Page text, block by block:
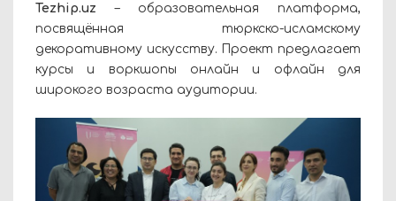
Tezhip.uz – образовательная платформа,
посвящённая тюркско-исламскому
декоративному искусству. Проект предлагает
курсы и воркшопы онлайн и офлайн для
широкого возраста аудитории.